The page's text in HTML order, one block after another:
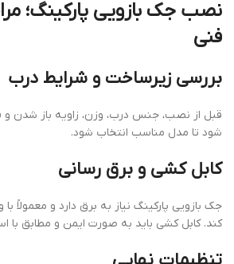
نصب جک بازویی پارکینگ؛
فنی
بررسی زیرساخت و شرایط درب
قبل از نصب، جنس درب، وزن، زاویه باز شدن و
شود تا مدل مناسب انتخاب شود.
کابل کشی و برق رسانی
کند. کابل کشی باید به صورت ایمن و مطابق با